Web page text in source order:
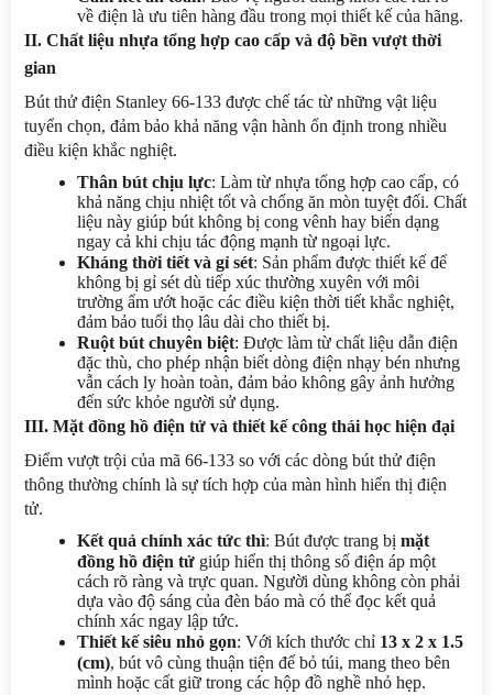
về điện là ưu tiên hàng đầu trong mọi thiết kế của hãng.
II. Chất liệu nhựa tổng hợp cao cấp và độ bền vượt thời
gian
Bút thử điện Stanley 66-133 được chế tác từ những vật liệu
tuyển chọn, đảm bảo khả năng vận hành ổn định trong nhiều
điều kiện khắc nghiệt.
Thân bút chịu lực: Làm từ nhựa tổng hợp cao cấp, có
khả năng chịu nhiệt tốt và chống ăn mòn tuyệt đối. Chất
liệu này giúp bút không bị cong vênh hay biến dạng
ngay cả khi chịu tác động mạnh từ ngoại lực.
Kháng thời tiết và gỉ sét: Sản phẩm được thiết kế để
không bị gỉ sét dù tiếp xúc thường xuyên với môi
trường ẩm ướt hoặc các điều kiện thời tiết khắc nghiệt,
đảm bảo tuổi thọ lâu dài cho thiết bị.
Ruột bút chuyên biệt: Được làm từ chất liệu dẫn điện
đặc thù, cho phép nhận biết dòng điện nhạy bén nhưng
vẫn cách ly hoàn toàn, đảm bảo không gây ảnh hưởng
đến sức khỏe người sử dụng.
III. Mặt đồng hồ điện tử và thiết kế công thái học hiện đại
Điểm vượt trội của mã 66-133 so với các dòng bút thử điện
thông thường chính là sự tích hợp của màn hình hiển thị điện
tử.
Kết quả chính xác tức thì: Bút được trang bị mặt
đồng hồ điện tử giúp hiển thị thông số điện áp một
cách rõ ràng và trực quan. Người dùng không còn phải
dựa vào độ sáng của đèn báo mà có thể đọc kết quả
chính xác ngay lập tức.
Thiết kế siêu nhỏ gọn: Với kích thước chỉ 13 x 2 x 1.5
(cm), bút vô cùng thuận tiện để bỏ túi, mang theo bên
mình hoặc cất giữ trong các hộp đồ nghề nhỏ hẹp.